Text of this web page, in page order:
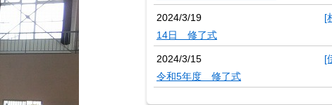
2024/3/19
[
14日 修了式
2024/3/15
[
令和5年度 修了式